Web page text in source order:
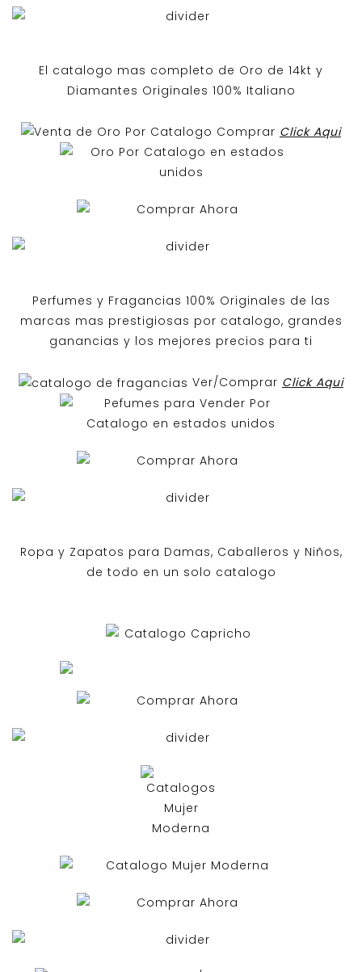
El catalogo mas completo de Oro de 14kt y
Diamantes Originales 100% Italiano
Comprar Click Aqui
Perfumes y Fragancias 100% Originales de las
marcas mas prestigiosas por catalogo, grandes
ganancias y los mejores precios para ti
Ver/Comprar Click Aqui
Ropa y Zapatos para Damas, Caballeros y Niños,
de todo en un solo catalogo